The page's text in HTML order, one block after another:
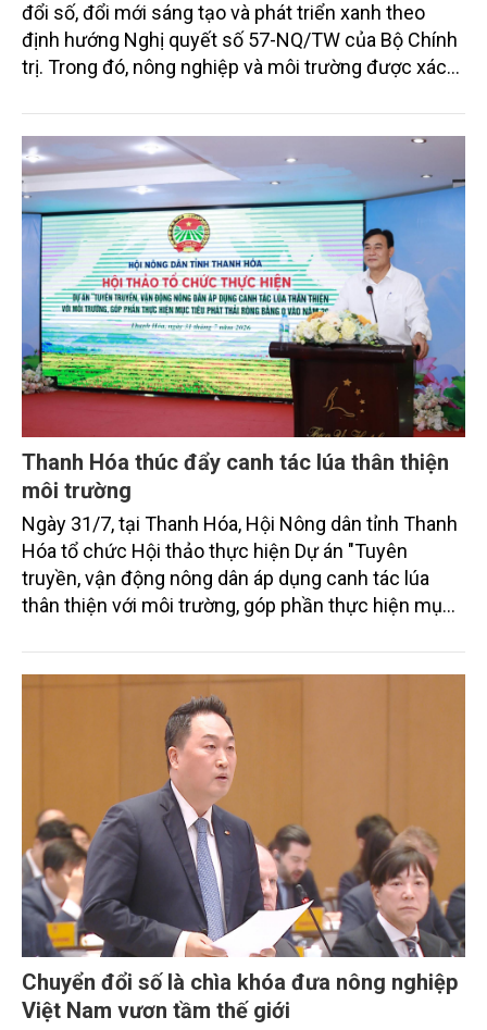
đổi số, đổi mới sáng tạo và phát triển xanh theo
định hướng Nghị quyết số 57-NQ/TW của Bộ Chính
trị. Trong đó, nông nghiệp và môi trường được xác
sắc bởi các tiến bộ công nghệ và cam kết bền vững
toàn cầu, đặc biệt là mục tiêu đưa phát thải ròng
bằng 0 (Net-Zero) vào năm 2050.
Thanh Hóa thúc đẩy canh tác lúa thân thiện
môi trường
Ngày 31/7, tại Thanh Hóa, Hội Nông dân tỉnh Thanh
Hóa tổ chức Hội thảo thực hiện Dự án "Tuyên
truyền, vận động nông dân áp dụng canh tác lúa
thân thiện với môi trường, góp phần thực hiện mục
trình thu hút sự tham gia của đông đảo đại biểu đến
từ các cơ quan quản lý nhà nước, đơn vị nghiên cứu,
doanh nghiệp, hợp tác xã và nông dân đang trực
tiếp triển khai mô hình sản xuất lúa phát thải thấp.
Chuyển đổi số là chìa khóa đưa nông nghiệp
Việt Nam vươn tầm thế giới